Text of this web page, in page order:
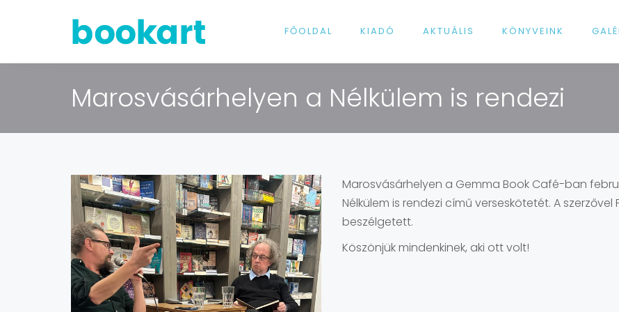
FŐOLDAL KIADÓ AKTUÁLIS KÖNYVEINK
Marosvásárhelyen a Nélkülem is rendezi
Marosvásárhelyen a Gemma Book Café-ban
Nélkülem is rendezi című verseskötetét. A
beszélgetett.
Köszönjük mindenkinek, aki ott volt!